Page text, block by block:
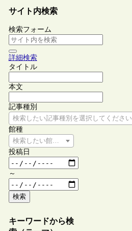
サイト内検索
検索フォーム
詳細検索
タイトル
本文
記事種別
検索したい記事種別を選択してください
館種
検索したい館種を選択してください
投稿日
～
検索
キーワードから検